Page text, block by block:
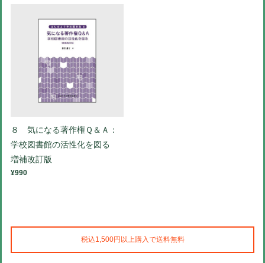
８ 気になる著作権Ｑ＆Ａ：
学校図書館の活性化を図る
増補改訂版
¥990
税込1,500円以上購入で送料無料